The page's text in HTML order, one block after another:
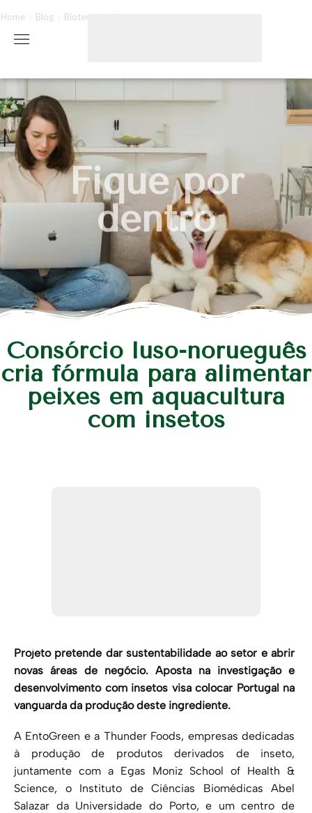
Home Blog Biotecnologia
Fique por
dentro
Consórcio luso-norueguês
cria fórmula para alimentar
peixes em aquacultura
com insetos
Projeto pretende dar sustentabilidade ao setor e abrir
novas áreas de negócio. Aposta na investigação e
desenvolvimento com insetos visa colocar Portugal na
vanguarda da produção deste ingrediente.
A EntoGreen e a Thunder Foods, empresas dedicadas
à produção de produtos derivados de inseto,
juntamente com a Egas Moniz School of Health &
Science, o Instituto de Ciências Biomédicas Abel
Salazar da Universidade do Porto, e um centro de